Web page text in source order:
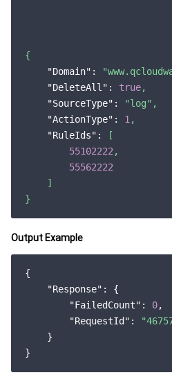
配额中心
资源中心
费用中心
认证信息
政策与规范
第三方
合作伙伴支持计划
{
"Domain":
"DeleteAll":
true,
"SourceType":
"log" ,
"ActionType":
1 ,
"RuleIds":
[
55102222 ,
55562222
]
}
Output Example
{
"Response" : {
"FailedCount" : 0,
"RequestId" :
    }